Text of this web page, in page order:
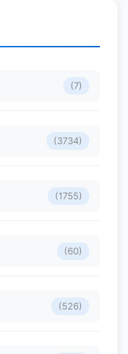
(7)
(3734)
(1755)
(60)
(526)